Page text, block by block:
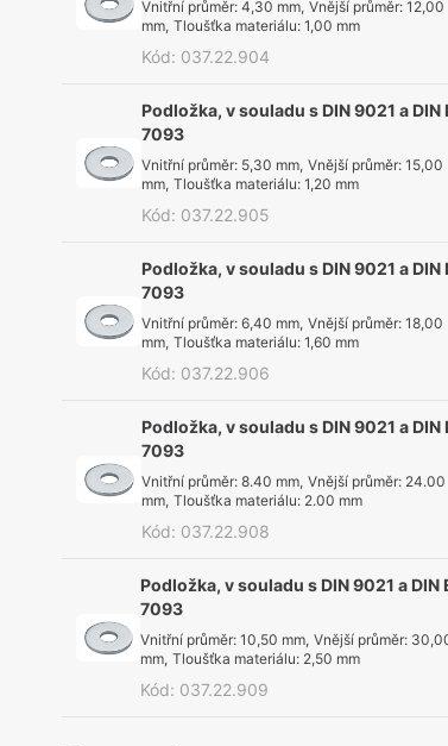
Vnitřní průměr:4,30 mm, Vnější průměr:12,00
mm, Tloušťka materiálu:1,00 mm
Kód: 037.22.904
Podložka, v souladu s DIN 9021 a DIN
7093
Vnitřní průměr: 5,30 mm, Vnější průměr: 15,00
mm, Tloušťka materiálu: 1,20 mm
Kód: 037.22.905
Podložka, v souladu s DIN 9021 a DIN
7093
Vnitřní průměr: 6,40 mm, Vnější průměr: 18,00
mm, Tloušťka materiálu: 1,60 mm
Kód: 037.22.906
Podložka, v souladu s DIN 9021 a DIN
7093
Vnitřní průměr: 8.40 mm, Vnější průměr: 24.00
mm, Tloušťka materiálu: 2.00 mm
Kód: 037.22.908
Podložka, v souladu s DIN 9021 a DIN
7093
Vnitřní průměr: 10,50 mm, Vnější průměr:
mm, Tloušťka materiálu: 2,50 mm
Kód: 037.22.909